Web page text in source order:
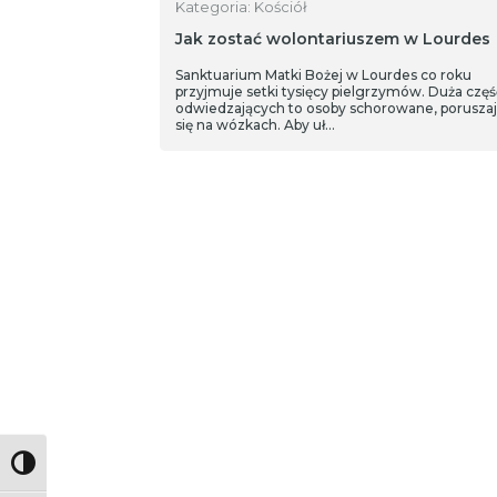
Toggle High Contrast
Kategoria: Kościół
Jak zostać wolontariuszem w Lourdes
Sanktuarium Matki Bożej w Lourdes co roku
przyjmuje setki tysięcy pielgrzymów. Duża
odwiedzających to osoby schorowane,
się na wózkach. Aby uł…